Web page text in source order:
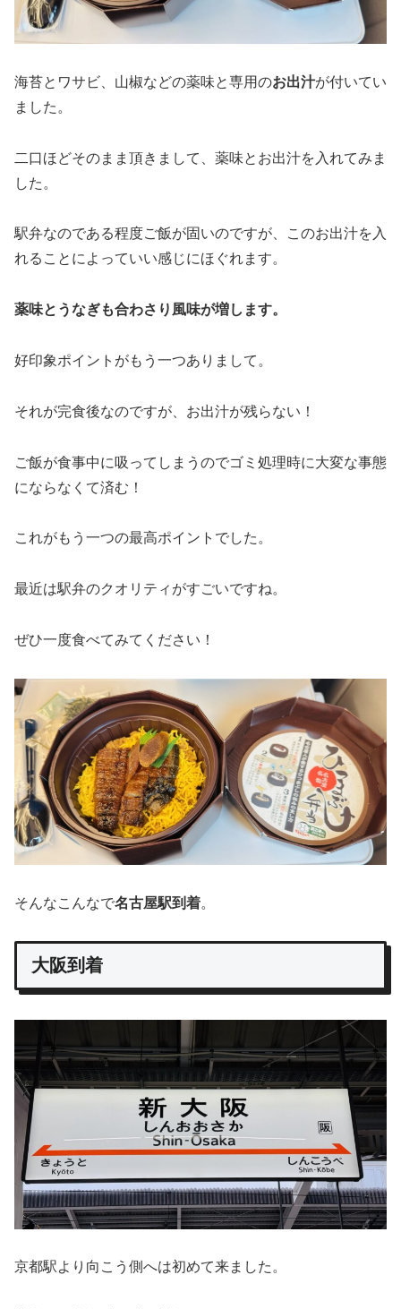
海苔とワサビ、山椒などの薬味と専用のお出汁が付いてい
ました。
二口ほどそのまま頂きまして、薬味とお出汁を入れてみま
した。
駅弁なのである程度ご飯が固いのですが、このお出汁を入
れることによっていい感じにほぐれます。
薬味とうなぎも合わさり風味が増します。
好印象ポイントがもう一つありまして。
それが完食後なのですが、お出汁が残らない！
ご飯が食事中に吸ってしまうのでゴミ処理時に大変な事態
にならなくて済む！
これがもう一つの最高ポイントでした。
最近は駅弁のクオリティがすごいですね。
ぜひ一度食べてみてください！
そんなこんなで名古屋駅到着。
大阪到着
京都駅より向こう側へは初めて来ました。